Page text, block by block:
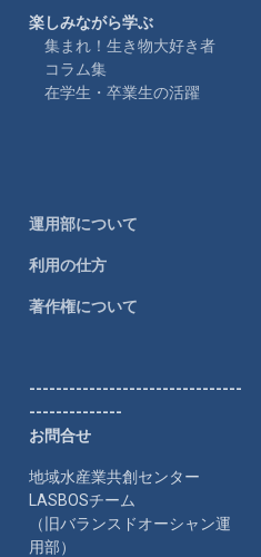
楽しみながら学ぶ
集まれ！生き物大好き者
コラム集
在学生・卒業生の活躍
運用部について
利用の仕方
著作権について
--------------------------------
--------------
お問合せ
地域水産業共創センター
LASBOSチーム
（旧バランスドオーシャン運
用部）